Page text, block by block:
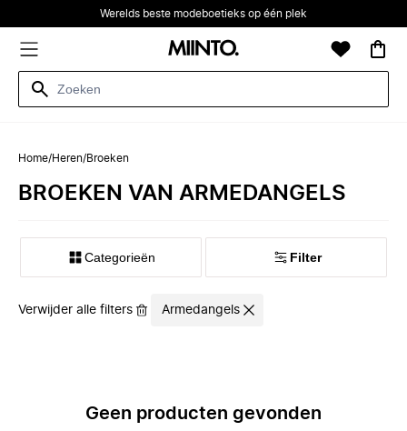
Werelds beste modeboetieks op één plek
Home/Heren/Broeken
BROEKEN VAN ARMEDANGELS
Categorieën Filter
Verwijder alle filters Armedangels
Geen producten gevonden